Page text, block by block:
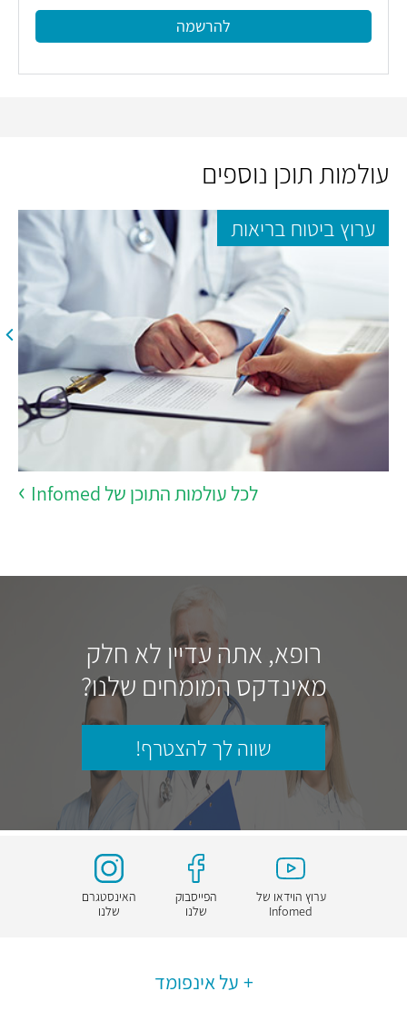
להרשמה
עולמות תוכן נוספים
ערוץ ביטוח בריאות
לכל עולמות התוכן של Infomed
רופא, אתה עדיין לא חלק
מאינדקס המומחים שלנו?
שווה לך להצטרף!
ערוץ הוידאו של
Infomed
הפייסבוק
שלנו
האינסטגרם
שלנו
על אינפומד